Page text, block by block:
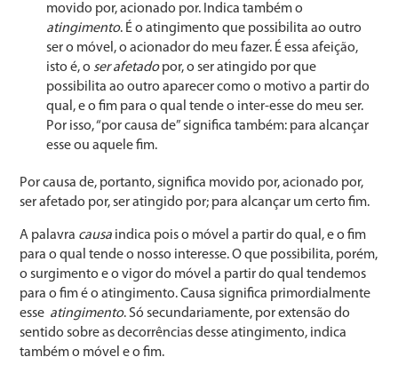
movido por, acionado por. Indica também o
atingimento. É o atingimento que possibilita ao outro
ser o móvel, o acionador do meu fazer. É essa afeição,
isto é, o ser afetadopor, o ser atingido por que
possibilita ao outro aparecer como o motivo a partir do
qual, e o fim para o qual tende o inter-esse do meu ser.
Por isso, “por causa de” significa também: para alcançar
esse ou aquele fim.
Por causa de, portanto, significa movido por, acionado por,
ser afetado por, ser atingido por; para alcançar um certo fim.
A palavra causa indica pois o móvel a partir do qual, e o fim
para o qual tende o nosso interesse. O que possi­bilita, porém,
o surgimento e o vigor do móvel a partir do qual tendemos
para o fim é o atingimento. Causa significa primordialmente
esse atingimento. Só secundariamente, por extensão do
sentido sobre as decorrências desse atin­gimento, indica
também o móvel e o fim.